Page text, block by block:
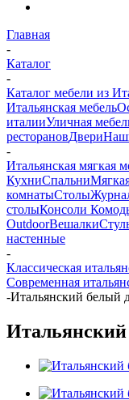
Главная
-
Каталог
-
Каталог мебели из
Итальянская мебель
италииУличная
ресторановДвери
-
Итальянская мягкая
КухниСпальни
комнатыСтолы
столыКонсоли
OutdoorВешалки
настенные
-
Классическая
Современная
-Итальянский белый